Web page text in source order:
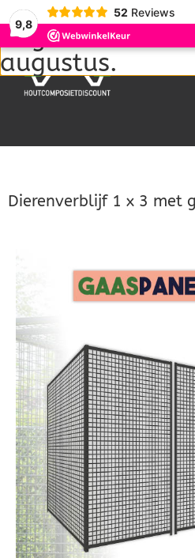
9,8
52 Reviews
Picknicktafel
Bloembakken
Dierenverblijven
Gaas&Beugels
Diversen
Sale
Dierenverblijf 1 x 3 met
Wij zijn met
augustus tot en
augustus.